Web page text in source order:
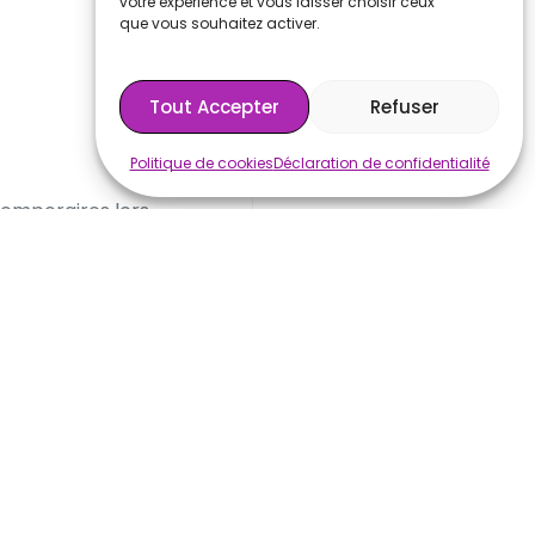
que vous souhaitez activer.
Tout Accepter Refuser
Politique de cookiesDéclaration de confidentialité
lors